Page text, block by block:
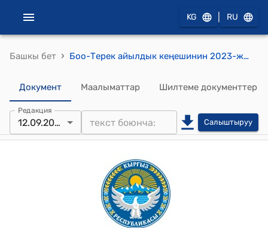
KG RU
Башкы бет › Боо-Терек айылдык кеңешинин 2023-жыл 12-сентябрындагы № 1 "Боо-Терек айылдык аймагынын айыл өкмөтүнүн 2023-жылдын бюджетинде каралбаган айыл чарба жерлерине тиешелүү жерлерге мүлк салыгы үчүн келип түшкөн акча каражатын бөлүштүрүп берүү жөнүндө" токтому
Документ Маалыматтар Шилтеме документтер
Редакция
12.09.2023 Салыштыруу